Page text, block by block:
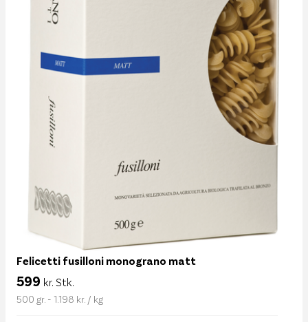
Felicetti fusilloni monograno matt
599 kr. Stk.
500 gr. - 1.198 kr. / kg